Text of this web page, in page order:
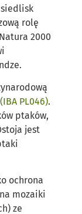
rolę
2000
(IBA PL046).
ptaków,
jest
ochrona
mozaiki
ze